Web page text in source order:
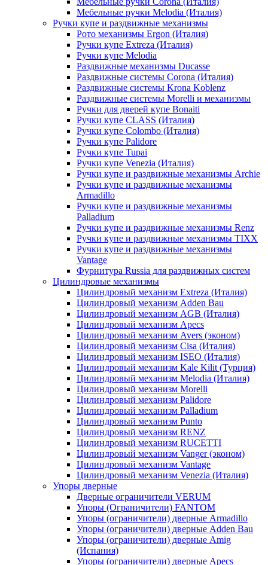
Мебельные ручки Melodia (Италия)
Ручки купе и раздвижные механизмы
Рото механизмы Ergon (Италия)
Ручки купе Extreza (Италия)
Ручки купе Melodia
Раздвижные механизмы Ducasse
Раздвижные системы Corona (Италия)
Раздвижные системы Krona Koblenz
Раздвижные системы Morelli и механизмы
Ручки для дверей купе Bonaiti
Ручки купе CLASS (Италия)
Ручки купе Colombo (Италия)
Ручки купе Palidore
Ручки купе Tupai
Ручки купе Venezia (Италия)
Ручки купе и раздвижные механизмы Archie
Ручки купе и раздвижные механизмы
Armadillo
Ручки купе и раздвижные механизмы
Palladium
Ручки купе и раздвижные механизмы Renz
Ручки купе и раздвижные механизмы TIXX
Ручки купе и раздвижные механизмы
Vantage
Фурнитура Russia для раздвижных систем
Цилиндровые механизмы
Цилиндровый механизм Extreza (Италия)
Цилиндровый механизм Adden Bau
Цилиндровый механизм AGB (Италия)
Цилиндровый механизм Apecs
Цилиндровый механизм Avers (эконом)
Цилиндровый механизм Cisa (Италия)
Цилиндровый механизм ISEO (Италия)
Цилиндровый механизм Kale Kilit (Турция)
Цилиндровый механизм Melodia (Италия)
Цилиндровый механизм Morelli
Цилиндровый механизм Palidore
Цилиндровый механизм Palladium
Цилиндровый механизм Punto
Цилиндровый механизм RENZ
Цилиндровый механизм RUCETTI
Цилиндровый механизм Vanger (эконом)
Цилиндровый механизм Vantage
Цилиндровый механизм Venezia (Италия)
Упоры дверные
Дверные ограничители VERUM
Упоры (Ограничители) FANTOM
Упоры (ограничители) дверные Armadillo
Упоры (ограничители) дверные Adden Bau
Упоры (ограничители) дверные Amig
(Испания)
Упоры (ограничители) дверные Apecs